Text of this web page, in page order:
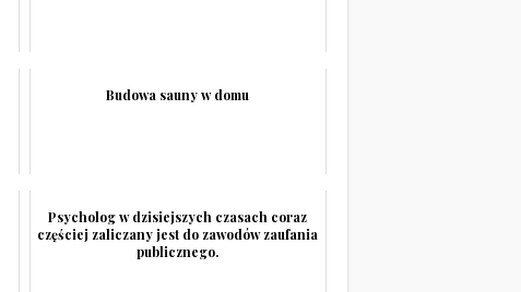
Budowa sauny w domu
Psycholog w dzisiejszych czasach coraz
częściej zaliczany jest do zawodów zaufania
publicznego.